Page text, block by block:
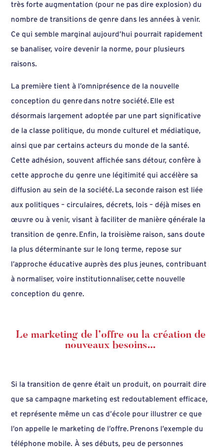
très forte augmentation (pour ne pas dire explosion) du
nombre de transitions de genre dans les années à venir.
Ce qui semble marginal aujourd’hui pourrait rapidement
se banaliser, voire devenir la norme, pour plusieurs
raisons.
La première tient à l’omniprésence de la nouvelle
conception du genre dans notre société. Elle est
désormais largement adoptée par une part significative
de la classe politique, du monde culturel et médiatique,
ainsi que par certains acteurs du monde de la santé.
Cette adhésion, souvent affichée sans détour, confère à
cette approche du genre une légitimité qui accélère sa
diffusion au sein de la société. La seconde raison est liée
aux politiques – circulaires, décrets, lois – déjà mises en
œuvre ou à venir, visant à faciliter de manière générale la
transition de genre. Enfin, la troisième raison, sans doute
la plus déterminante sur le long terme, repose sur
l’approche éducative auprès des plus jeunes, contribuant
à normaliser, voire institutionnaliser, cette nouvelle
conception du genre.
Le marketing de l’offre ou la création de
nouveaux besoins…
Si la transition de genre était un produit, on pourrait dire
que sa campagne marketing est redoutablement efficace,
et représente même un cas d’école pour illustrer ce que
l’on appelle le marketing de l’offre. Prenons l’exemple du
téléphone mobile. À ses débuts, peu de personnes